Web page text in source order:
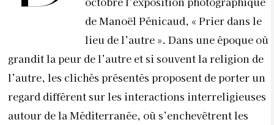
de Manoël Pénicaud, « Prier dans le
lieu de l’autre ». Dans une époque où
grandit la peur de l’autre et si souvent la religion de
l’autre, les clichés présentés proposent de porter un
regard différent sur les interactions interreligieuses
autour de la Méditerranée, où s’enchevêtrent les